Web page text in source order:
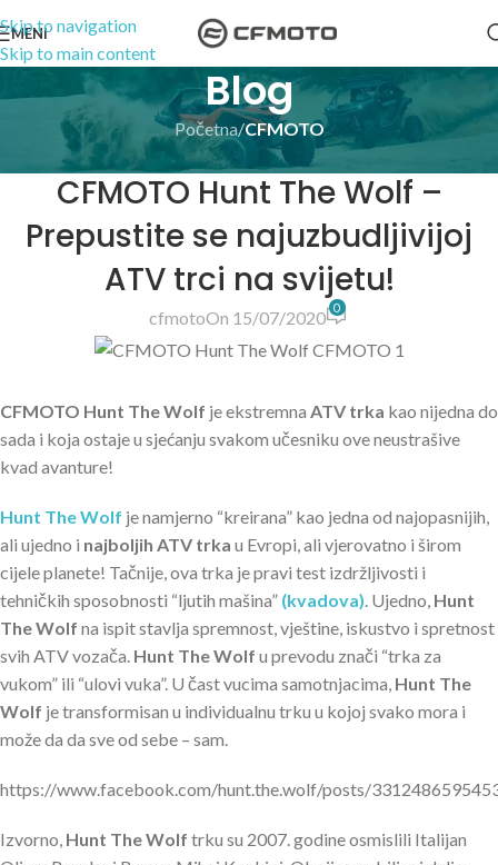
Skip to navigation
Skip to main content
MENI
Blog
Početna/CFMOTO
CFMOTO
CFMOTO Hunt The Wolf –
Prepustite se najuzbudljivijoj
ATV trci na svijetu!
cfmotoOn 15/07/2020 0
CFMOTO Hunt The Wolf je ekstremna ATV trka kao nijedna do
sada i koja ostaje u sjećanju svakom učesniku ove neustrašive
kvad avanture!
Hunt The Wolf je namjerno “kreirana” kao jedna od najopasnijih,
ali ujedno i najboljih ATV trka u Evropi, ali vjerovatno i širom
cijele planete! Tačnije, ova trka je pravi test izdržljivosti i
tehničkih sposobnosti “ljutih mašina” (kvadova). Ujedno, Hunt
The Wolf na ispit stavlja spremnost, vještine, iskustvo i spretnost
svih ATV vozača. Hunt The Wolf u prevodu znači “trka za
vukom” ili “ulovi vuka”. U čast vucima samotnjacima, Hunt The
Wolf je transformisan u individualnu trku u kojoj svako mora i
može da da sve od sebe – sam.
https://www.facebook.com/hunt.the.wolf/posts/
Izvorno, Hunt The Wolf trku su 2007. godine osmislili Italijan